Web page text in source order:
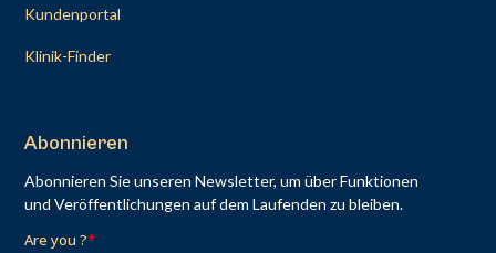
Kundenportal
Klinik-Finder
Abonnieren
Abonnieren Sie unseren Newsletter, um über Funktionen
und Veröffentlichungen auf dem Laufenden zu bleiben.